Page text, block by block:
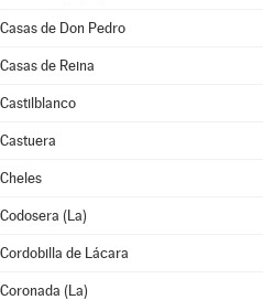
Casas de Don Pedro
Casas de Reina
Castilblanco
Castuera
Cheles
Codosera (La)
Cordobilla de Lácara
Coronada (La)